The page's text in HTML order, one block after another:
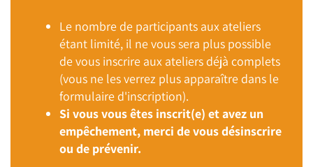
Le nombre de participants aux ateliers
étant limité, il ne vous sera plus possible
de vous inscrire aux ateliers déjà complets
(vous ne les verrez plus apparaître dans le
formulaire d'inscription).
Si vous vous êtes inscrit(e) et avez un
empêchement, merci de vous désinscrire
ou de prévenir.